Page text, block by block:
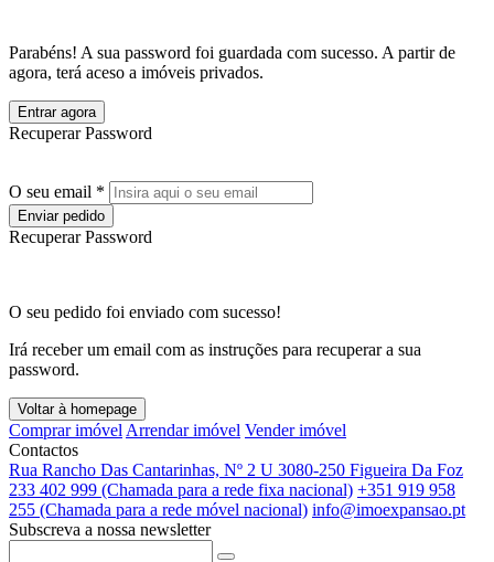
Parabéns! A sua password foi guardada com sucesso. A partir de
agora, terá aceso a imóveis privados.
Entrar agora
Recuperar Password
O seu email *
Enviar pedido
Recuperar Password
O seu pedido foi enviado com sucesso!
Irá receber um email com as instruções para recuperar a sua
password.
Voltar à homepage
Comprar imóvel Arrendar imóvel Vender imóvel
Contactos
Rua Rancho Das Cantarinhas, Nº 2 U 3080-250 Figueira Da Foz
233 402 999 (Chamada para a rede fixa nacional) +351 919 958
255 (Chamada para a rede móvel nacional) info@imoexpansao.pt
Subscreva a nossa newsletter